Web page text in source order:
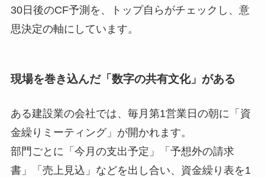
30日後のCF予測を、トップ自らがチェックし、意
思決定の軸にしています。
現場を巻き込んだ「数字の共有文化」がある
ある建設業の会社では、毎月第1営業日の朝に「資
金繰りミーティング」が開かれます。
部門ごとに「今月の支出予定」「予想外の請求
書」「売上見込」などを出し合い、資金繰り表を1